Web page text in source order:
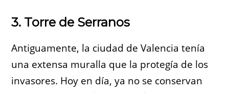
3. Torre de Serranos
Antiguamente, la ciudad de Valencia tenía
una extensa muralla que la protegía de los
invasores. Hoy en día, ya no se conservan